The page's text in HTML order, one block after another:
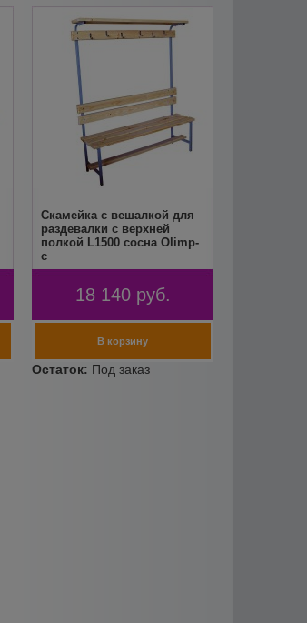
Скамейка с вешалкой для
раздевалки с верхней
полкой L1500 сосна Olimp-
c
18 140 руб.